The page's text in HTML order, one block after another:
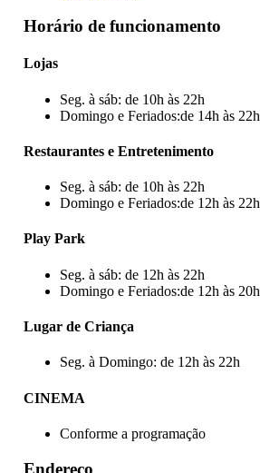
Horário de funcionamento
Lojas
Seg. à sáb: de 10h às 22h
Domingo e Feriados:de 14h às 22h
Restaurantes e Entretenimento
Seg. à sáb: de 10h às 22h
Domingo e Feriados:de 12h às 22h
Play Park
Seg. à sáb: de 12h às 22h
Domingo e Feriados:de 12h às 20h
Lugar de Criança
Seg. à Domingo: de 12h às 22h
CINEMA
Conforme a programação
Endereço